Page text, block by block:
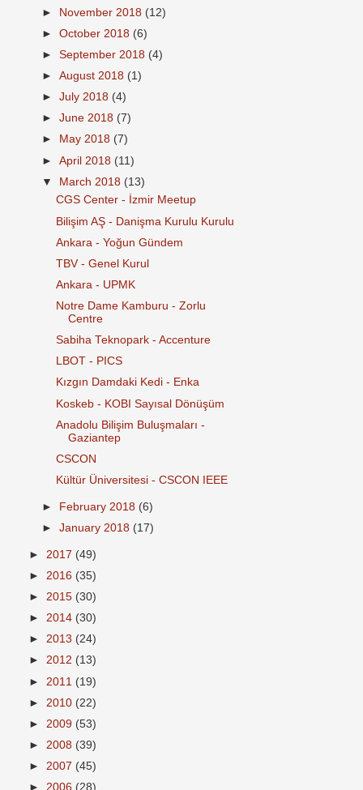
► November 2018 (12)
►October 2018 (6)
►September 2018 (4)
►August 2018 (1)
►July 2018 (4)
►June 2018 (7)
►
May 2018 (7)
►April 2018 (11)
▼ March 2018 (13)
CGS Center - İzmir Meetup
Bilişim AŞ - Danişma Kurulu Kurulu
Ankara - Yoğun Gündem
TBV - Genel Kurul
Ankara - UPMK
Notre Dame Kamburu - Zorlu
Centre
Sabiha Teknopark - Accenture
LBOT - PICS
Kızgın Damdaki Kedi - Enka
Koskeb - KOBI Sayısal Dönüşüm
Anadolu Bilişim Buluşmaları -
Gaziantep
CSCON
Kültür Üniversitesi - CSCON IEEE
► February 2018 (6)
►January 2018 (17)
► 2017 (49)
► 2016 (35)
► 2015 (30)
► 2014 (30)
► 2013 (24)
► 2012 (13)
► 2011 (19)
► 2010 (22)
► 2009 (53)
► 2008 (39)
► 2007 (45)
► 2006 (28)